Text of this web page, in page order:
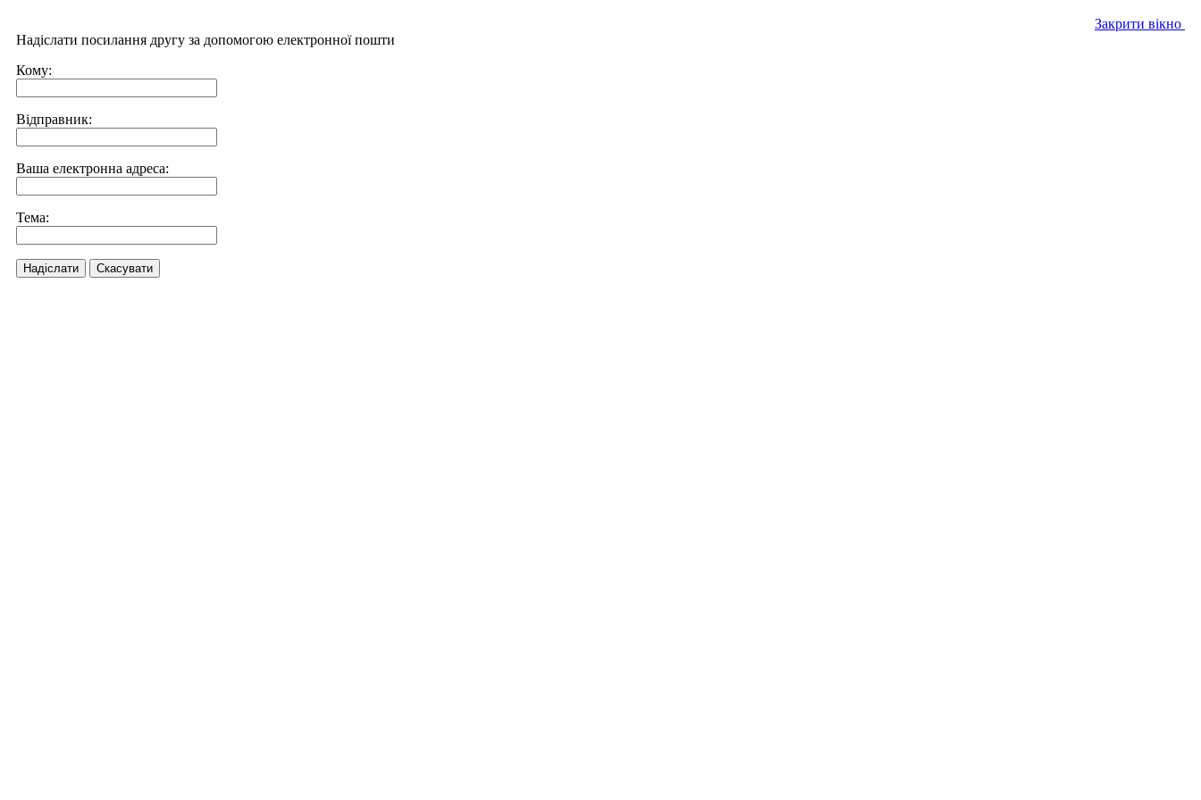
Закрити вікно
Надіслати посилання другу за допомогою електронної пошти
Кому:
Відправник:
Ваша електронна адреса:
Тема:
Надіслати Скасувати